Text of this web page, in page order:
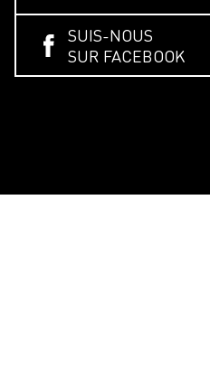
SUIS-NOUS
SUR FACEBOOK